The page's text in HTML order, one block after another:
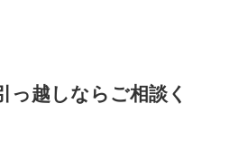
っ越しならご相談く